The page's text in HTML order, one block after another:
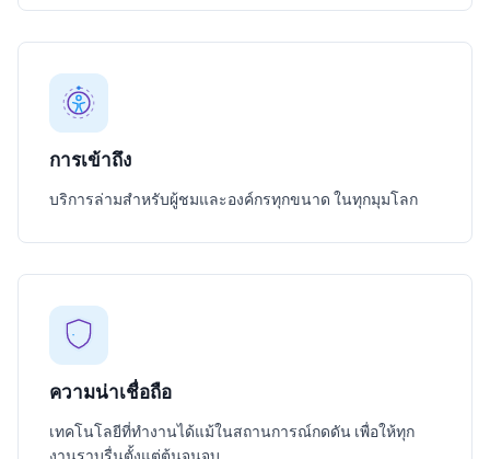
การเข้าถึง
บริการล่ามสำหรับผู้ชมและองค์กรทุกขนาด ในทุกมุมโลก
ความน่าเชื่อถือ
เทคโนโลยีที่ทำงานได้แม้ในสถานการณ์กดดัน เพื่อให้ทุก